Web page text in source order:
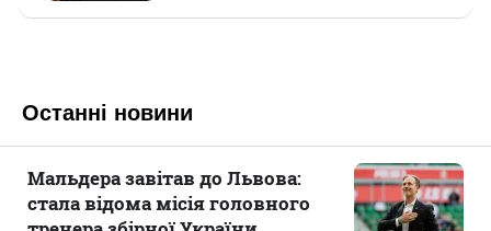
Останні новини
Мальдера завітав до Львова:
стала відома місія головного